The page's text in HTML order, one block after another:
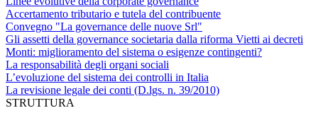
Accertamento tributario e tutela del contribuente
Convegno "La governance delle nuove Srl"
Gli assetti della governance societaria dalla riforma Vietti ai decreti
Monti: miglioramento del sistema o esigenze contingenti?
La responsabilità degli organi sociali
L’evoluzione del sistema dei controlli in Italia
La revisione legale dei conti (D.lgs. n. 39/2010)
STRUTTURA